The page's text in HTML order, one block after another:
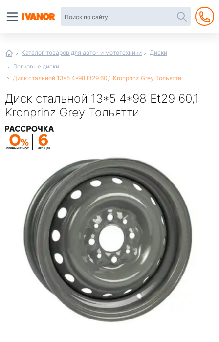
Каталог товаров для авто- и мототехники
Диски
Легковые диски
Диск стальной 13*5 4*98 Et29 60,1 Kronprinz Grey Тольятти
Диск стальной 13*5 4*98 Et29 60,1
Kronprinz Grey Тольятти
интернет-